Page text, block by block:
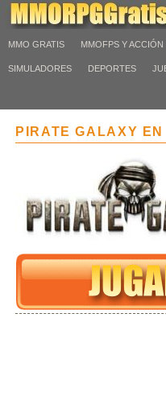
MMO GRATIS MMOFPS Y ACCIÓN
SIMULADORES DEPORTES
PIRATE GALAXY